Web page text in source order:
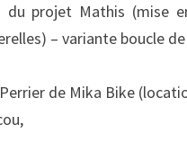
projet Mathis (mise
– variante boucle
de Mika Bike